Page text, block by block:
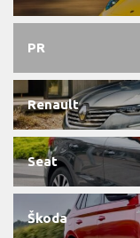
PR
Renault
Seat
Škoda